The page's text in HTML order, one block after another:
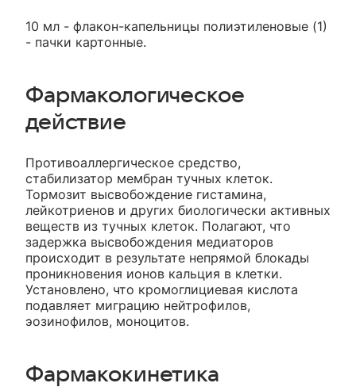
10 мл - флакон-капельницы полиэтиленовые (1)
- пачки картонные.
Фармакологическое
действие
Противоаллергическое средство,
стабилизатор мембран тучных клеток.
Тормозит высвобождение гистамина,
лейкотриенов и других биологически активных
веществ из тучных клеток. Полагают, что
задержка высвобождения медиаторов
происходит в результате непрямой блокады
проникновения ионов кальция в клетки.
Установлено, что кромоглициевая кислота
подавляет миграцию нейтрофилов,
эозинофилов, моноцитов.
Фармакокинетика